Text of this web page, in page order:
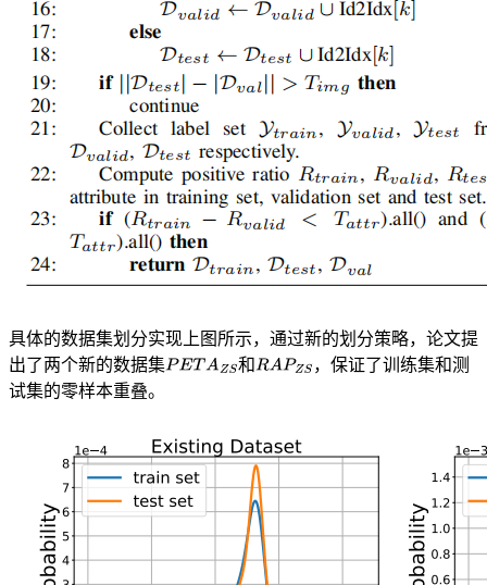
具体的数据集划分实现上图所示，通过新的划分策略，论文提
出了两个新的数据集
和
，保证了训练集和测
试集的零样本重叠。